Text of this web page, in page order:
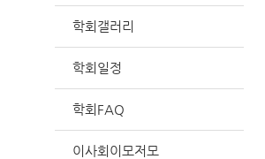
학회갤러리
학회일정
학회FAQ
이사회이모저모